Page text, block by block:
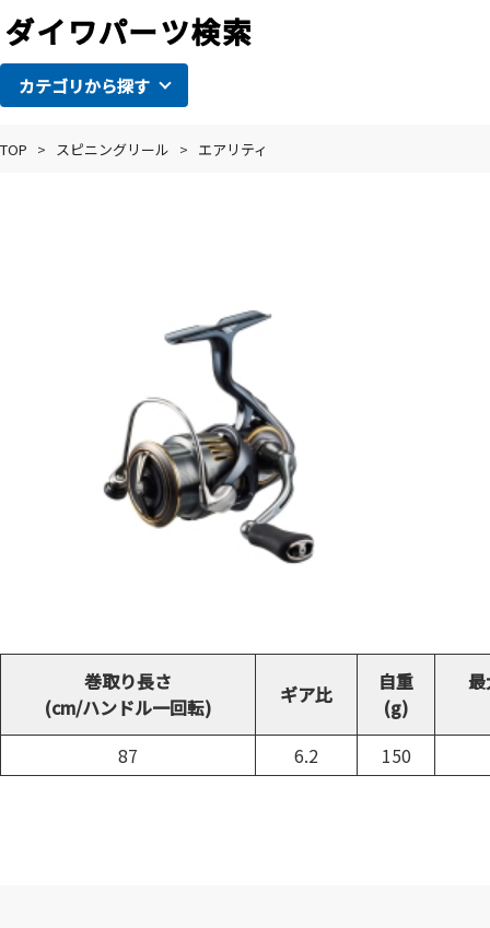
カテゴリから探す
TOP > スピニングリール > エアリティ
巻取り長さ
(cm/ハンドル一回転)
ギア比
自重
(g)
87 6.2 150